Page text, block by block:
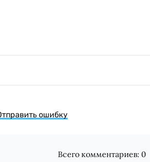
ошибку
Всего комментариев: 0